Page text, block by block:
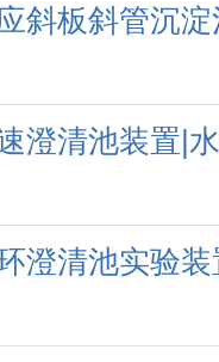
斜板斜管沉
澄清池装置|
澄清池实验